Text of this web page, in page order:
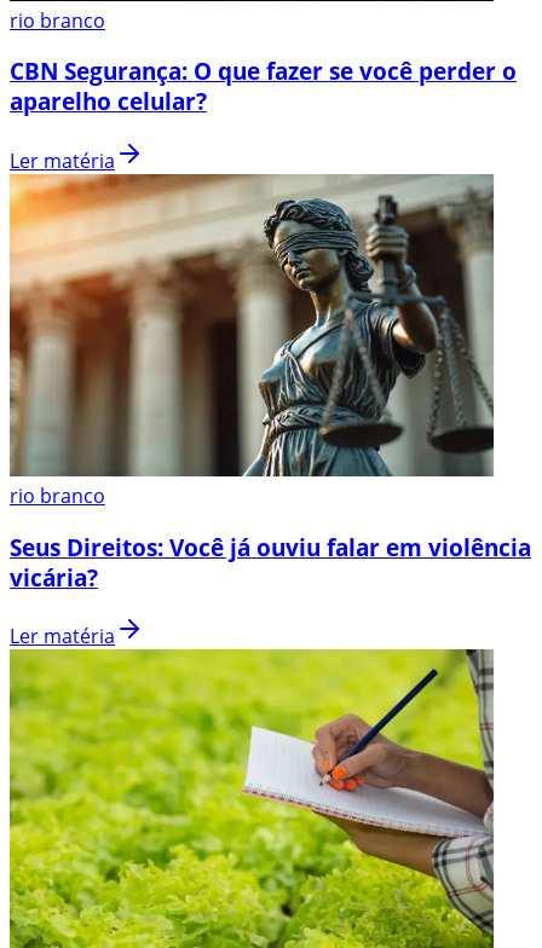
rio branco
CBN Segurança: O que fazer se você perder o
aparelho celular?
Ler matéria
rio branco
Seus Direitos: Você já ouviu falar em violência
vicária?
Ler matéria